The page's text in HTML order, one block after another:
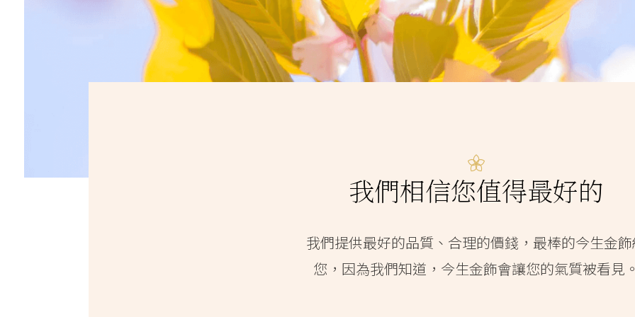
我們相信您值得最好的
我們提供最好的品質、合理的價錢，最棒的今生金
您，因為我們知道，今生金飾會讓您的氣質被看見